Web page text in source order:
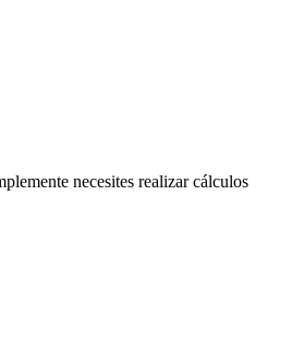
necesites realizar cálculos